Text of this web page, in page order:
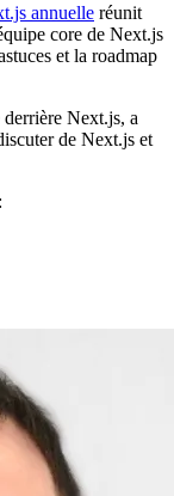
annuelle réunit
core de Next.js
et la roadmap
derrière Next.js, a
de Next.js et